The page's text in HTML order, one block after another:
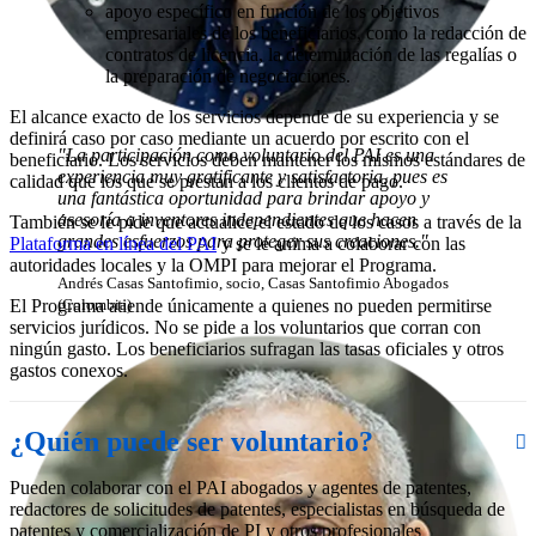
"La participación como voluntario del PAI es una
experiencia muy gratificante y satisfactoria, pues es
una fantástica oportunidad para brindar apoyo y
asesoría a inventores independientes que hacen
grandes esfuerzos para proteger sus creaciones."
Andrés Casas Santofimio, socio, Casas Santofimio Abogados
(Colombia)
apoyo específico en función de los objetivos
empresariales de los beneficiarios, como la redacción de
contratos de licencia, la determinación de las regalías o
la preparación de negociaciones.
El alcance exacto de los servicios depende de su experiencia y se
definirá caso por caso mediante un acuerdo por escrito con el
beneficiario. Los servicios deben mantener los mismos estándares de
calidad que los que se prestan a los clientes de pago.
También se le pide que actualice el estado de los casos a través de la
Plataforma en línea del PAIy se le anima a colaborar con las
autoridades locales y la OMPI para mejorar el Programa.
El Programa atiende únicamente a quienes no pueden permitirse
servicios jurídicos. No se pide a los voluntarios que corran con
ningún gasto. Los beneficiarios sufragan las tasas oficiales y otros
gastos conexos.
¿Quién puede ser voluntario?
Pueden colaborar con el PAI abogados y agentes de patentes,
redactores de solicitudes de patentes, especialistas en búsqueda de
patentes y comercialización de PI y otros profesionales